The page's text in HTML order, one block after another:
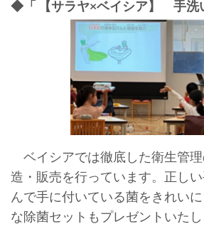
◆「 【サラヤ×ベイシア】 手洗
ベイシアでは徹底した衛生管
造・販売を行っています。正し
んで手に付いている菌をきれい
な除菌セットもプレゼントいたし